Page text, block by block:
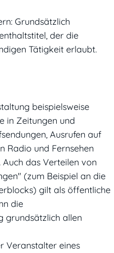
Grundsätzlich
der die
Tätigkeit erlaubt.
beispielsweise
in Zeitungen und
Ausrufen auf
Radio und Fernsehen
das Verteilen von
(zum Beispiel an die
gilt als öffentliche
die
grundsätzlich allen
Veranstalter eines